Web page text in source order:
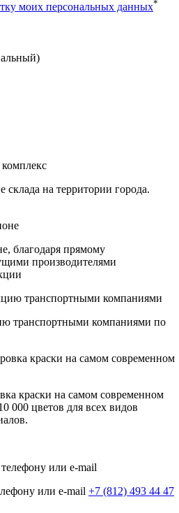
моих персональных данных*
склада на территории города.
благодаря прямому
производителями
транспортными компаниями по
краски на самом современном
000 цветов для всех видов
или e-mail +7 (812) 493 44 47